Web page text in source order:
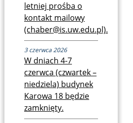
letniej prośba o
kontakt mailowy
(chaber@is.uw.edu.pl).
3 czerwca 2026
W dniach 4-7
czerwca (czwartek –
niedziela) budynek
Karowa 18 będzie
zamknięty.